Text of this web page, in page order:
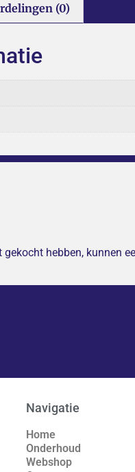
(0)
hebben, kunnen
Navigatie
Home
Onderhoud
Webshop